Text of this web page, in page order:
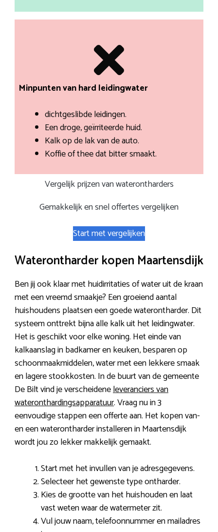
Minpunten van hard leidingwater
dichtgeslibde leidingen.
Een droge, geïrriteerde huid.
Kalk op de lak van de auto.
Koffie of thee dat bitter smaakt.
Vergelijk prijzen van waterontharders
Gemakkelijk en snel offertes vergelijken
Start met vergelijken
Waterontharder kopen Maartensdijk
Ben jij ook klaar met huidirritaties of water uit de kraan
met een vreemd smaakje? Een groeiend aantal
huishoudens plaatsen een goede waterontharder. Dit
systeem onttrekt bijna alle kalk uit het leidingwater.
Het is geschikt voor elke woning. Het einde van
kalkaanslag in badkamer en keuken, besparen op
schoonmaakmiddelen, water met een lekkere smaak
en lagere stookkosten. In de buurt van de gemeente
De Bilt vind je verscheideneleveranciers van
wateronthardingsapparatuur. Vraag nu in 3
eenvoudige stappen een offerte aan. Het kopen van-
en een waterontharder installeren in Maartensdijk
wordt jou zo lekker makkelijk gemaakt.
Start met het invullen van je adresgegevens.
Selecteer het gewenste type ontharder.
Kies de grootte van het huishouden en laat
vast weten waar de watermeter zit.
Vul jouw naam, telefoonnummer en mailadres